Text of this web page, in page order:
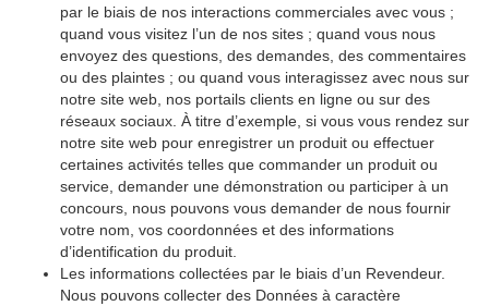
par le biais de nos interactions commerciales avec vous ;
quand vous visitez l’un de nos sites ; quand vous nous
envoyez des questions, des demandes, des commentaires
ou des plaintes ; ou quand vous interagissez avec nous sur
notre site web, nos portails clients en ligne ou sur des
réseaux sociaux. À titre d’exemple, si vous vous rendez sur
notre site web pour enregistrer un produit ou effectuer
certaines activités telles que commander un produit ou
service, demander une démonstration ou participer à un
concours, nous pouvons vous demander de nous fournir
votre nom, vos coordonnées et des informations
d’identification du produit.
Les informations collectées par le biais d’un Revendeur.
Nous pouvons collecter des Données à caractère